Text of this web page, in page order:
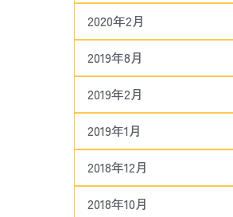
2020年2月
2019年8月
2019年2月
2019年1月
2018年12月
2018年10月